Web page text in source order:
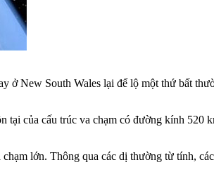
New South Wales lại để lộ một thứ bất
của cấu trúc va chạm có đường kính 520
lớn. Thông qua các dị thường từ tính,